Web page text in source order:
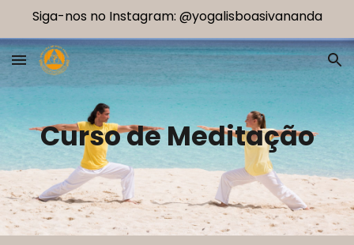
Siga-nos no Instagram: @yogalisboasivananda
Curso de Meditação